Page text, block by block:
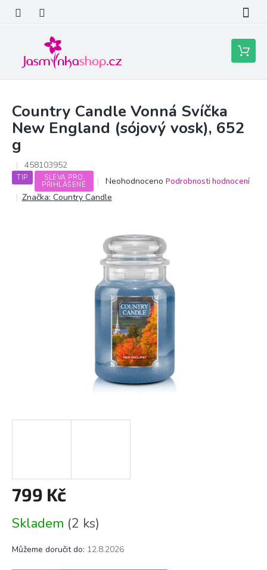
obsah
Nákupní
košík
Country Candle Vonná Svíčka
New England (sójový vosk), 652
g
458103952
TIP
SLEVA PRO
PŘIHLÁŠENÉ
Průměrné
hodnocení
produktu
z
5
hvězdiček.
Neohodnoceno Podrobnosti hodnocení
Značka: Country Candle
799 Kč
cena:
Skladem (2 ks)
Můžeme doručit do: 12.8.2026